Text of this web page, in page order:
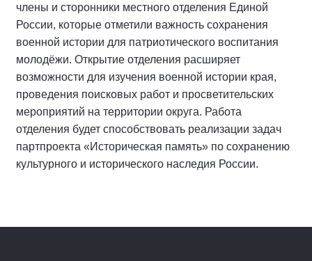
члены и сторонники местного отделения Единой
России, которые отметили важность сохранения
военной истории для патриотического воспитания
молодёжи. Открытие отделения расширяет
возможности для изучения военной истории края,
проведения поисковых работ и просветительских
мероприятий на территории округа. Работа
отделения будет способствовать реализации задач
партпроекта «Историческая память» по сохранению
культурного и исторического наследия России.